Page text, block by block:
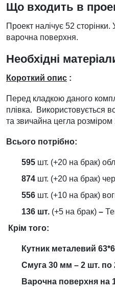
Що входить в
Проект налічує 52
варочна поверхня.
Необхідні
Короткий опис :
Перед кладкою даного
плівка. Використовується
та звичайна цегла
Всього потрібно:
595 шт. (+20 на брак)
874 шт. (+20 на брак)
556 шт. (+10 на брак)
136 шт. (+5 на брак) –
Крім того:
Кутник металевий
Смуга 30 мм – 2 шт. по
Варочна поверхня на